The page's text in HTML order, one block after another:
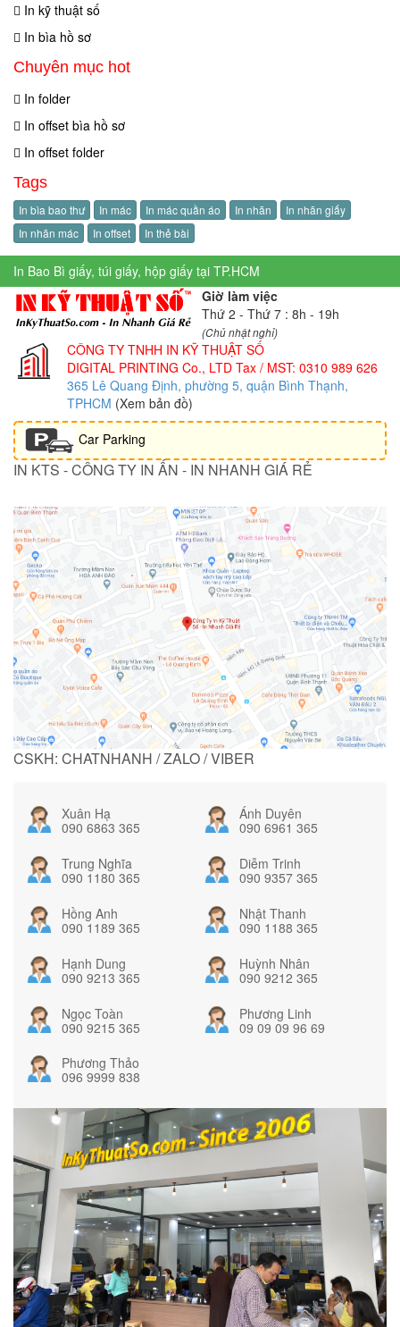
In kỹ thuật số
In bìa hồ sơ
Chuyên mục hot
In folder
In offset bìa hồ sơ
In offset folder
Tags
In bìa bao thư In mác In mác quần áo In nhãn
In nhãn giấy
In nhãn mác
In offset In thẻ bài
In Bao Bì giấy, túi giấy, hộp giấy tại TP.HCM
Giờ làm việc
Thứ 2 - Thứ 7 : 8h - 19h
(Chủ nhật nghỉ)
CÔNG TY TNHH IN KỸ THUẬT SỐ
DIGITAL PRINTING Co., LTD Tax / MST: 0310 989 626
365 Lê Quang Định, phường 5, quận Bình Thạnh,
TPHCM (Xem bản đồ)
Car Parking
IN KTS - CÔNG TY IN ẤN - IN NHANH GIÁ RẺ
CSKH: CHATNHANH / ZALO / VIBER
Xuân Hạ
090 6863 365
Ánh Duyên
090 6961 365
Trung Nghĩa
090 1180 365
Diễm Trinh
090 9357 365
Hồng Anh
090 1189 365
Nhật Thanh
090 1188 365
Hạnh Dung
090 9213 365
Huỳnh Nhân
090 9212 365
Ngọc Toàn
090 9215 365
Phương Linh
09 09 09 96 69
Phương Thảo
096 9999 838